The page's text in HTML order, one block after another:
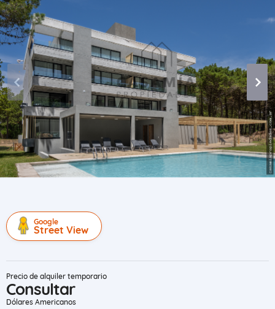
Google
Street View
Precio de alquiler temporario
Consultar
Dólares Americanos